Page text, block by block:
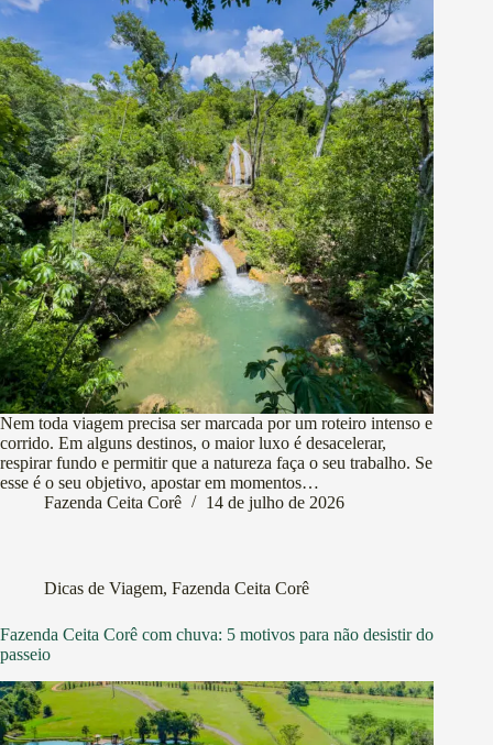
Nem toda viagem precisa ser marcada por um roteiro intenso e
corrido. Em alguns destinos, o maior luxo é desacelerar,
respirar fundo e permitir que a natureza faça o seu trabalho. Se
esse é o seu objetivo, apostar em momentos…
Fazenda Ceita Corê
14 de julho de 2026
Dicas de Viagem, Fazenda Ceita Corê
Fazenda Ceita Corê com chuva: 5 motivos para não desistir do
passeio